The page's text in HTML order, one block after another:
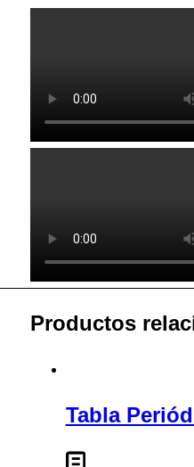
Productos
Tabla